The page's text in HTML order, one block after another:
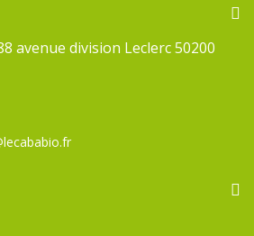
avenue division Leclerc 50200